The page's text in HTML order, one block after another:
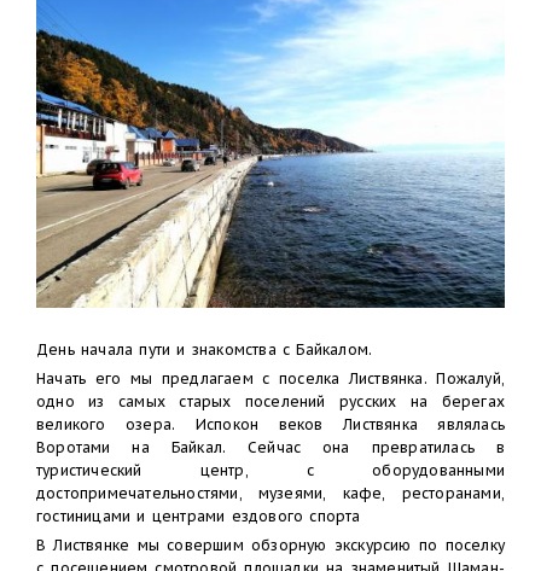
День начала пути и знакомства с Байкалом.
Начать его мы предлагаем с поселка Листвянка. Пожалуй,
одно из самых старых поселений русских на берегах
великого озера. Испокон веков Листвянка являлась
Воротами на Байкал. Сейчас она превратилась в
туристический центр, с оборудованными
достопримечательностями, музеями, кафе, ресторанами,
гостиницами и центрами ездового спорта
В Листвянке мы совершим обзорную экскурсию по поселку